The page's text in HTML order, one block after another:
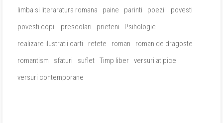
limba si literaratura romana
paine parinti poezii
povesti
povesti copii
prescolari prieteni
Psihologie
realizare ilustratii carti
retete roman
roman de dragoste
romantism
sfaturi suflet Timp liber versuri atipice
versuri contemporane